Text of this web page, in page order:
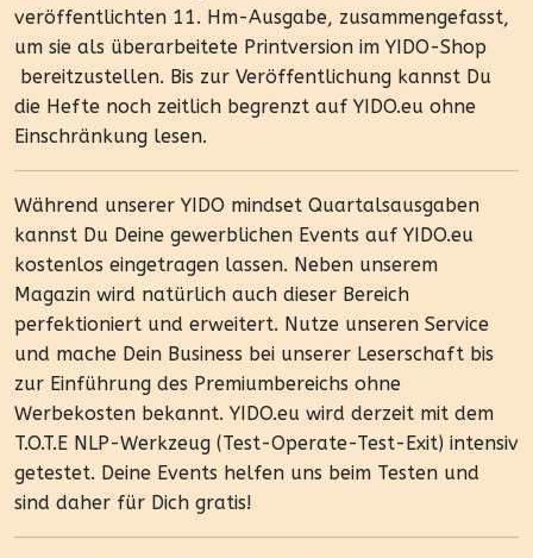
veröffentlichten 11. Hm-Ausgabe, zusammengefasst,
um sie als überarbeitete Printversion im YIDO-Shop
bereitzustellen. Bis zur Veröffentlichung kannst Du
die Hefte noch zeitlich begrenzt auf YIDO.eu ohne
Einschränkung lesen.
Während unserer YIDO mindset Quartalsausgaben
kannst Du Deine gewerblichen Events auf YIDO.eu
kostenlos eingetragen lassen. Neben unserem
Magazin wird natürlich auch dieser Bereich
perfektioniert und erweitert. Nutze unseren Service
und mache Dein Business bei unserer Leserschaft bis
zur Einführung des Premiumbereichs ohne
Werbekosten bekannt. YIDO.eu wird derzeit mit dem
T.O.T.E NLP-Werkzeug (Test-Operate-Test-Exit) intensiv
getestet. Deine Events helfen uns beim Testen und
sind daher für Dich gratis!